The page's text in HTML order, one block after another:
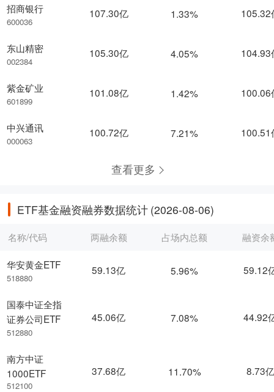
招商银行
600036
东山精密
002384
紫金矿业
601899
中兴通讯
000063
107.30亿 1.33% 105.32
105.30亿 4.05% 104.93
101.08亿 1.42% 100.06
100.72亿 7.21% 100.51
查看更多
ETF基金融资融券数据统计 (2026-08-06)
名称/代码
华安黄金ETF
518880
国泰中证全指
证券公司ETF
512880
南方中证
1000ETF
512100
两融余额 占场内总额 融资余
59.13亿 5.96% 59.12
45.06亿 7.08% 44.92
37.68亿 11.70% 8.73亿